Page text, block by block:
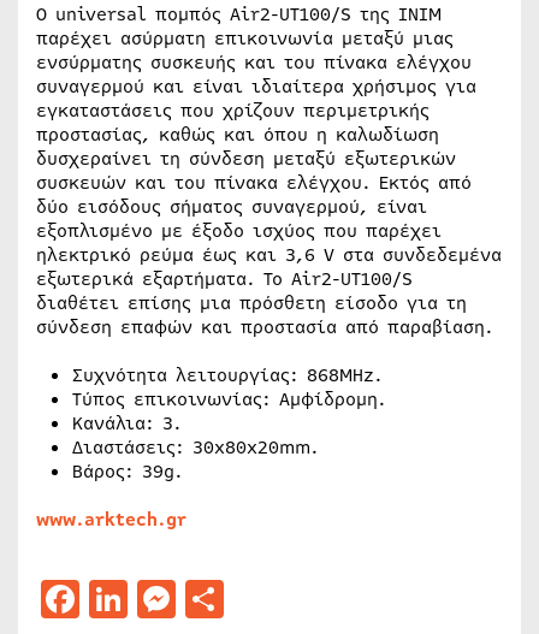
Ο universal πομπός Air2-UT100/S της INIM
παρέχει ασύρματη επικοινωνία μεταξύ μιας
ενσύρματης συσκευής και του πίνακα ελέγχου
συναγερμού και είναι ιδιαίτερα χρήσιμος για
εγκαταστάσεις που χρίζουν περιμετρικής
προστασίας, καθώς και όπου η καλωδίωση
δυσχεραίνει τη σύνδεση μεταξύ εξωτερικών
συσκευών και του πίνακα ελέγχου. Εκτός από
δύο εισόδους σήματος συναγερμού, είναι
εξοπλισμένο με έξοδο ισχύος που παρέχει
ηλεκτρικό ρεύμα έως και 3,6 V στα συνδεδεμένα
εξωτερικά εξαρτήματα. Το Air2-UT100/S
διαθέτει επίσης μια πρόσθετη είσοδο για τη
σύνδεση επαφών και προστασία από παραβίαση.
Συχνότητα λειτουργίας: 868MHz.
Τύπος επικοινωνίας: Αμφίδρομη.
Κανάλια: 3.
Διαστάσεις: 30x80x20mm.
Βάρος: 39g.
www.arktech.gr
Facebook
LinkedIn
Messenger